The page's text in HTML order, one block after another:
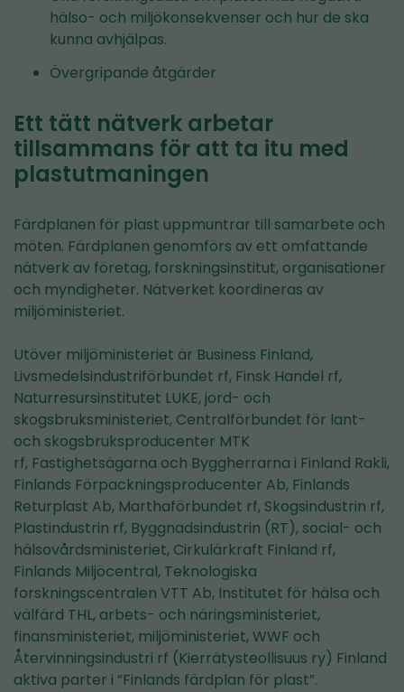
hälso- och miljökonsekvenser och hur de ska
kunna avhjälpas.
Övergripande åtgärder
Ett tätt nätverk arbetar
tillsammans för att ta itu med
plastutmaningen
Färdplanen för plast uppmuntrar till samarbete och
möten. Färdplanen genomförs av ett omfattande
nätverk av företag, forskningsinstitut, organisationer
och myndigheter. Nätverket koordineras av
miljöministeriet.
Utöver miljöministeriet är Business Finland,
Livsmedelsindustriförbundet rf, Finsk Handel rf,
Naturresursinstitutet LUKE, jord- och
skogsbruksministeriet, Centralförbundet för lant-
och skogsbruksproducenter MTK
rf, Fastighetsägarna och Byggherrarna i Finland Rakli,
Finlands Förpackningsproducenter Ab, Finlands
Returplast Ab, Marthaförbundet rf, Skogsindustrin rf,
Plastindustrin rf, Byggnadsindustrin (RT), social- och
hälsovårdsministeriet, Cirkulärkraft Finland rf,
Finlands Miljöcentral, Teknologiska
forskningscentralen VTT Ab, Institutet för hälsa och
välfärd THL, arbets- och näringsministeriet,
finansministeriet, miljöministeriet, WWF och
Återvinningsindustri rf (Kierrätysteollisuus ry) Finland
aktiva parter i ”Finlands färdplan för plast”.